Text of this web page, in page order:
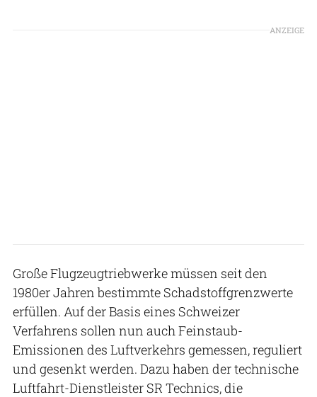
ANZEIGE
Große Flugzeugtriebwerke müssen seit den
1980er Jahren bestimmte Schadstoffgrenzwerte
erfüllen. Auf der Basis eines Schweizer
Verfahrens sollen nun auch Feinstaub-
Emissionen des Luftverkehrs gemessen, reguliert
und gesenkt werden. Dazu haben der technische
Luftfahrt-Dienstleister SR Technics, die